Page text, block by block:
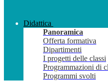
Didattica
Panoramica
Offerta formativa
Dipartimenti
I progetti delle classi
Programmazioni di
Programmi svolti